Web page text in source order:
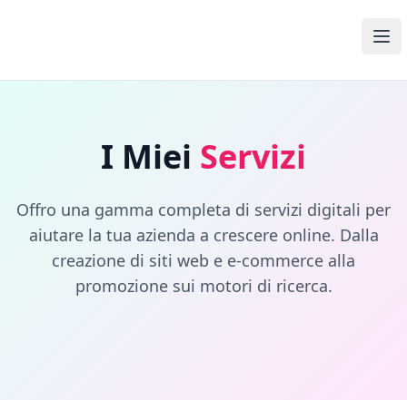
I Miei Servizi
Offro una gamma completa di servizi digitali per
aiutare la tua azienda a crescere online. Dalla
creazione di siti web e e-commerce alla
promozione sui motori di ricerca.